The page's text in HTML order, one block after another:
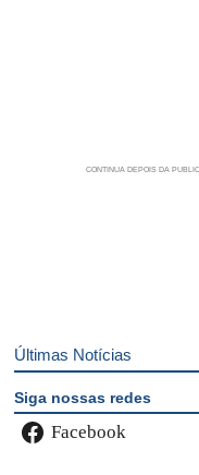
Últimas Notícias
Siga nossas redes
Facebook